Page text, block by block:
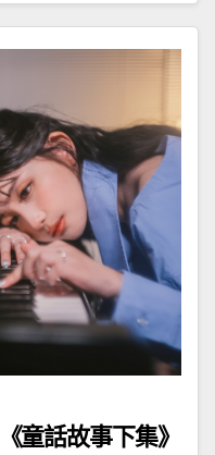
童話故事下集》